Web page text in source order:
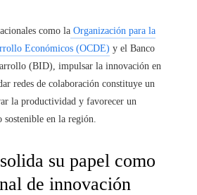
como la Organización para la
Económicos (OCDE) y el Banco
(BID), impulsar la innovación en
redes de colaboración constituye un
la productividad y favorecer un
en la región.
su papel como
de innovación